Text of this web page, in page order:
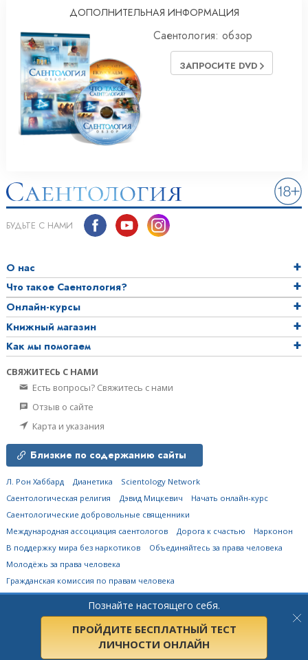
ДОПОЛНИТЕЛЬНАЯ ИНФОРМАЦИЯ
Саентология: обзор
ЗАПРОСИТЕ DVD
Познайте настоящего себя.
ПРОЙДИТЕ БЕСПЛАТНЫЙ ТЕСТ
ЛИЧНОСТИ ОНЛАЙН
БУДЬТЕ С НАМИ
О нас
Что такое Саентология?
Онлайн-курсы
Книжный магазин
Как мы помогаем
СВЯЖИТЕСЬ С НАМИ
Есть вопросы? Свяжитесь с нами
Отзыв о сайте
Карта и указания
Близкие по содержанию сайты
Л. Рон Хаббард Дианетика
Scientology Network
Саентологическая религия
Дэвид Мицкевич
Начать онлайн-курс
Саентологические добровольные священники
Международная ассоциация саентологов
Дорога к счастью
Нарконон
В поддержку мира без наркотиков
Объединяйтесь за права человека
Молодёжь за права человека
Гражданская комиссия по правам человека
Church of Scientology Flag Ship Service Organization.
защищены.Политика конфиденциальности•Политика в отношении cookie-
Условия пользования сайтом•Правовые положения